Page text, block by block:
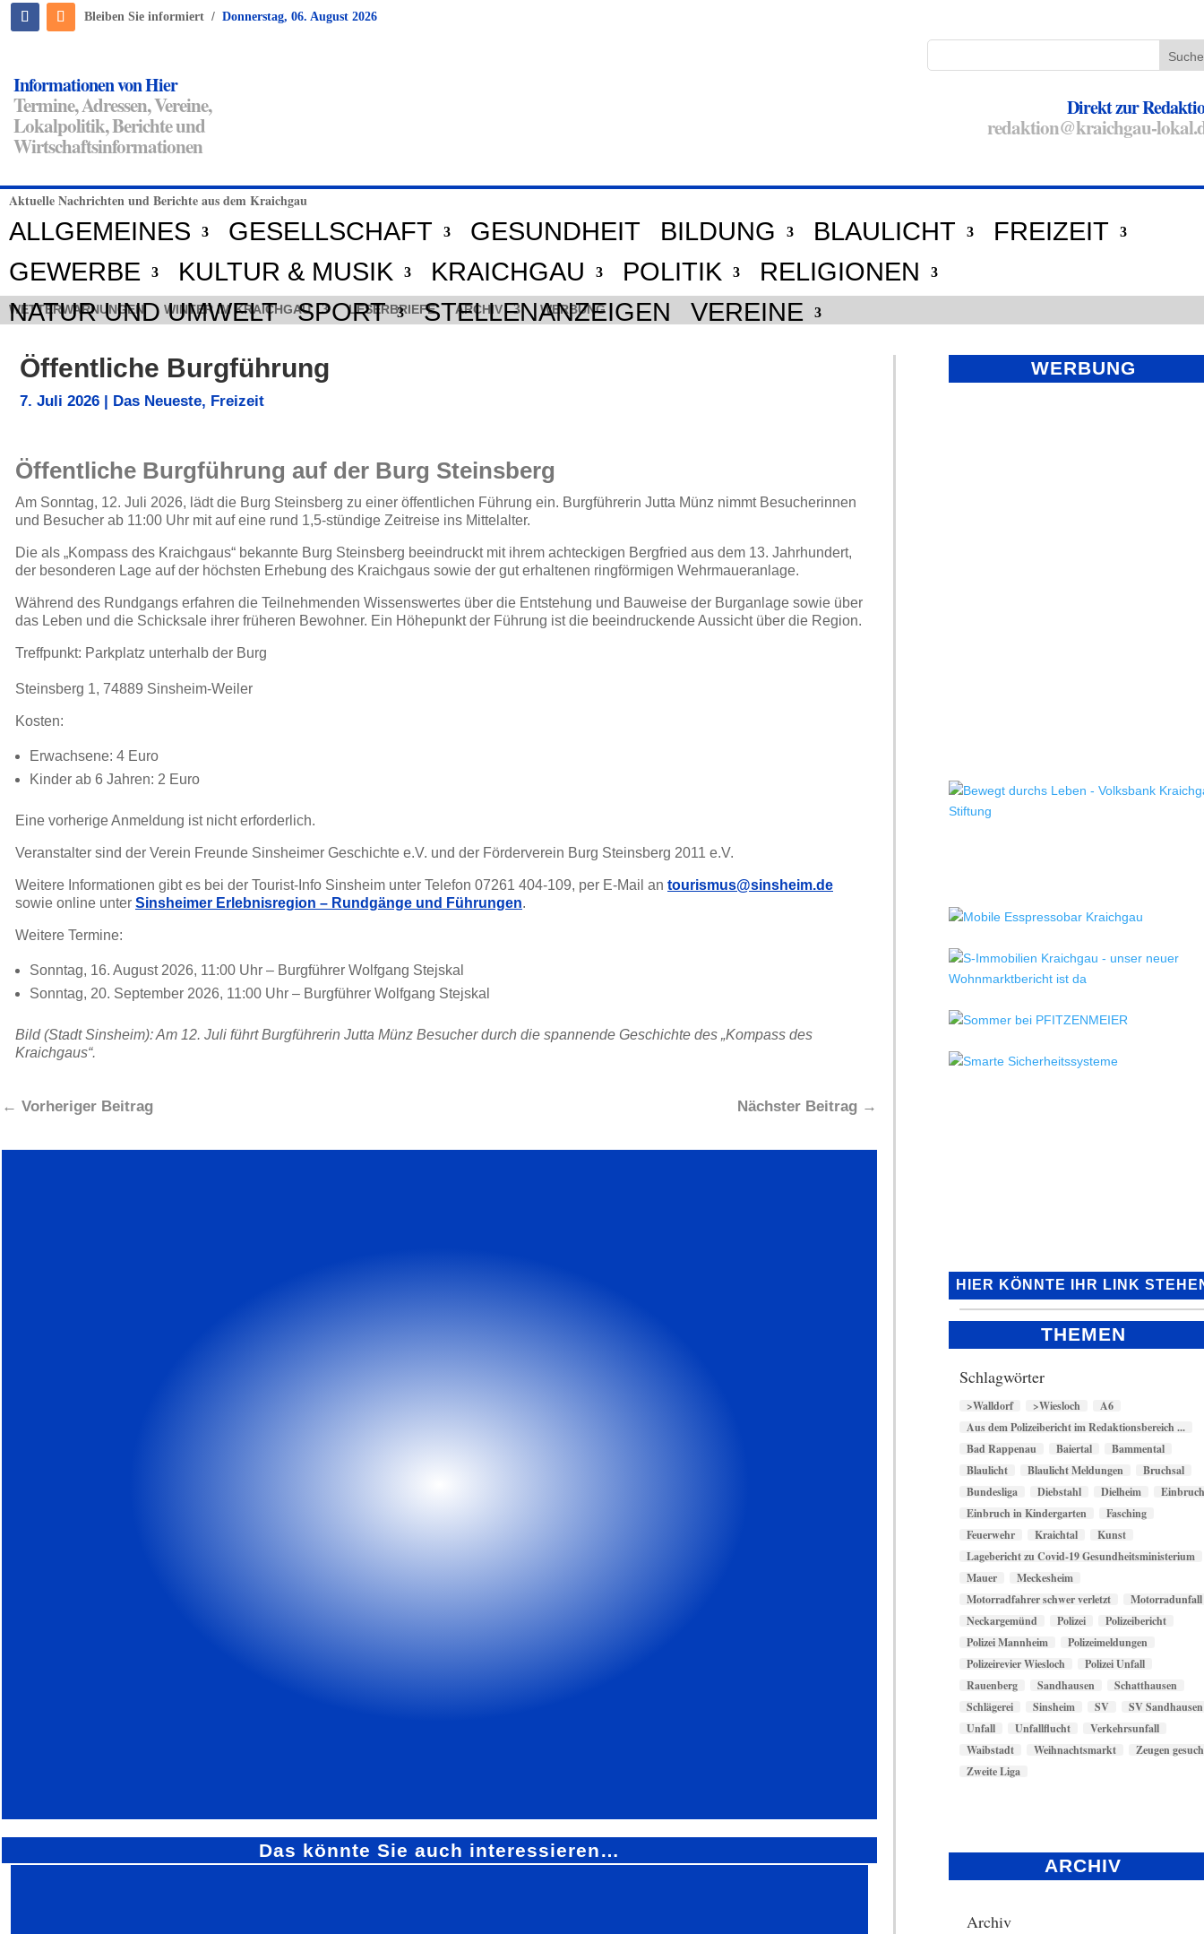
Bleiben Sie informiert / Donnerstag, 06. August 2026
Informationen von Hier
Termine, Adressen, Vereine,
Lokalpolitik, Berichte und
Wirtschaftsinformationen
Direkt zur
redaktion@kraichgau-
Aktuelle Nachrichten und Berichte aus dem Kraichgau
ALLGEMEINES GESELLSCHAFT GESUNDHEIT BILDUNG BLAULICHT
FREIZEIT
GEWERBE
KULTUR & MUSIK KRAICHGAU POLITIK
RELIGIONEN
NATUR UND UMWELT
SPORT STELLENANZEIGEN VEREINE
WETTERWARNUNGEN WINTER IM KRAICHGAU LESERBRIEFE ARCHIV WERBUNG
Öffentliche Burgführung
7. Juli 2026 | Das Neueste, Freizeit
Öffentliche Burgführung auf der Burg Steinsberg
Am Sonntag, 12. Juli 2026, lädt die Burg Steinsberg zu einer öffentlichen Führung ein. Burgführerin Jutta Münz nimmt Besucherinnen
und Besucher ab 11:00 Uhr mit auf eine rund 1,5-stündige Zeitreise ins Mittelalter.
Die als „Kompass des Kraichgaus“ bekannte Burg Steinsberg beeindruckt mit ihrem achteckigen Bergfried aus dem 13. Jahrhundert,
der besonderen Lage auf der höchsten Erhebung des Kraichgaus sowie der gut erhaltenen ringförmigen Wehrmaueranlage.
Während des Rundgangs erfahren die Teilnehmenden Wissenswertes über die Entstehung und Bauweise der Burganlage sowie über
das Leben und die Schicksale ihrer früheren Bewohner. Ein Höhepunkt der Führung ist die beeindruckende Aussicht über die Region.
Treffpunkt: Parkplatz unterhalb der Burg
Steinsberg 1, 74889 Sinsheim-Weiler
Kosten:
Erwachsene: 4 Euro
Kinder ab 6 Jahren: 2 Euro
Eine vorherige Anmeldung ist nicht erforderlich.
Veranstalter sind der Verein Freunde Sinsheimer Geschichte e.V. und der Förderverein Burg Steinsberg 2011 e.V.
Weitere Informationen gibt es bei der Tourist-Info Sinsheim unter Telefon 07261 404-109, per E-Mail an tourismus@sinsheim.de
sowie online unter Sinsheimer Erlebnisregion – Rundgänge und Führungen.
Weitere Termine:
Sonntag, 16. August 2026, 11:00 Uhr – Burgführer Wolfgang Stejskal
Sonntag, 20. September 2026, 11:00 Uhr – Burgführer Wolfgang Stejskal
Bild (Stadt Sinsheim): Am 12. Juli führt Burgführerin Jutta Münz Besucher durch die spannende Geschichte des „Kompass des
Kraichgaus“.
← Vorheriger Beitrag Nächster Beitrag→
Das könnte Sie auch interessieren…
WERBUNG
HIER KÖNNTE IHR LINK
THEMEN
Schlagwörter
>Walldorf >Wiesloch
A6
Aus dem Polizeibericht im Redaktionsbereich ...
Bad Rappenau
Baiertal
Bammental
Blaulicht
Blaulicht Meldungen
Bruchsal
Bundesliga
Diebstahl Dielheim
Einbruch in Kindergarten
Fasching
Feuerwehr
Kraichtal
Kunst
Lagebericht zu Covid-19 Gesundheitsministerium
Mauer
Meckesheim
Motorradfahrer schwer verletzt
Motorradunfall
Neckargemünd
Polizei
Polizeibericht
Polizei Mannheim
Polizeimeldungen
Polizeirevier Wiesloch
Polizei Unfall
Rauenberg
Sandhausen
Schatthausen
Schlägerei
Sinsheim SV
SV Sandhausen
Unfall
Unfallflucht
Verkehrsunfall
Waibstadt
Weihnachtsmarkt
Zeugen
Zweite Liga
ARCHIV
Archiv